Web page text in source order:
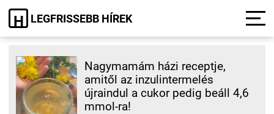
H LEGFRISSEBB HÍREK
Nagymamám házi receptje,
amitől az inzulintermelés
újraindul a cukor pedig beáll 4,6
mmol-ra!